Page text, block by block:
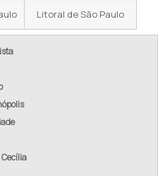
Litoral de São Paulo